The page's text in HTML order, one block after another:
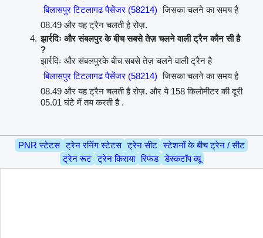
बिलासपुर टिटलागढ पैसेंजर (58214) जिसका चलने का समय है
08.49 और यह ट्रैन चलती है रोज़.
झार्रदिः और संबलपुर के बीच सबसे तेज़ चलने वाली ट्रैन कौन सी है
?
झार्रदिः और संबलपुरके बीच सबसे तेज़ चलने वाली ट्रैन है
बिलासपुर टिटलागढ पैसेंजर (58214) जिसका चलने का समय है
08.49 और यह ट्रैन चलती है रोज़. और ये 158 किलोमीटर की दूरी
05.01 घंटे में तय करती है .
PNR स्टेटस ट्रेन रनिंग स्टेटस ट्रेन सीट स्टेशनों के बीच ट्रेन / सीट
ट्रेन रूट ट्रेन किराया रिफंड डेस्कटॉप व्यू